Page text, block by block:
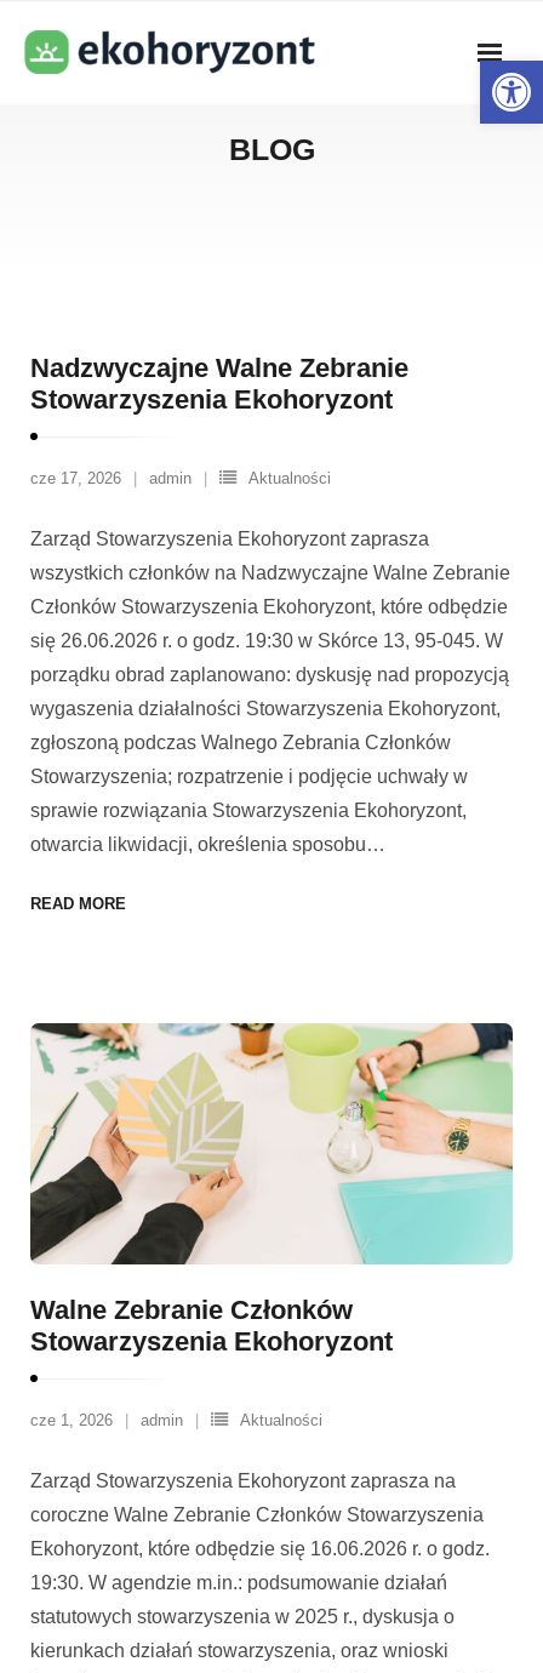
Open toolbar
BLOG
Nadzwyczajne Walne Zebranie
Stowarzyszenia Ekohoryzont
cze 17, 2026 admin Aktualności
Zarząd Stowarzyszenia Ekohoryzont zaprasza
wszystkich członków na Nadzwyczajne Walne Zebranie
Członków Stowarzyszenia Ekohoryzont, które odbędzie
się 26.06.2026 r. o godz. 19:30 w Skórce 13, 95-045. W
porządku obrad zaplanowano: dyskusję nad propozycją
wygaszenia działalności Stowarzyszenia Ekohoryzont,
zgłoszoną podczas Walnego Zebrania Członków
Stowarzyszenia; rozpatrzenie i podjęcie uchwały w
sprawie rozwiązania Stowarzyszenia Ekohoryzont,
otwarcia likwidacji, określenia sposobu…
READ MORE
Walne Zebranie Członków
Stowarzyszenia Ekohoryzont
cze 1, 2026 admin Aktualności
Zarząd Stowarzyszenia Ekohoryzont zaprasza na
coroczne Walne Zebranie Członków Stowarzyszenia
Ekohoryzont, które odbędzie się 16.06.2026 r. o godz.
19:30. W agendzie m.in.: podsumowanie działań
statutowych stowarzyszenia w 2025 r., dyskusja o
kierunkach działań stowarzyszenia, oraz wnioski